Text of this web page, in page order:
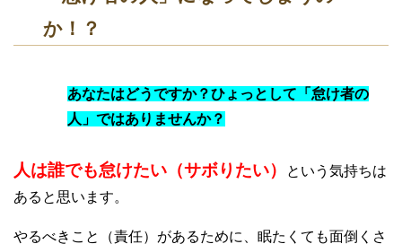
か！？
あなたはどうですか？ひょっとして「怠け者の
人」ではありませんか？
人は誰でも怠けたい（サボりたい）
という気持ちは
あると思います。
やるべきこと（責任）があるために、眠たくても面倒くさ